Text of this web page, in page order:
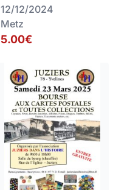
12/12/2024
Metz
5.00€